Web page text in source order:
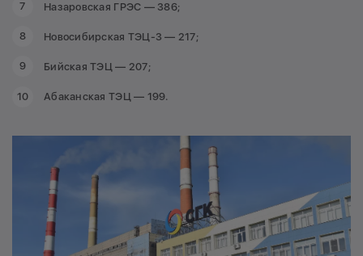
Назаровская ГРЭС — 386;
Новосибирская ТЭЦ-3 — 217;
Бийская ТЭЦ — 207;
Абаканская ТЭЦ — 199.